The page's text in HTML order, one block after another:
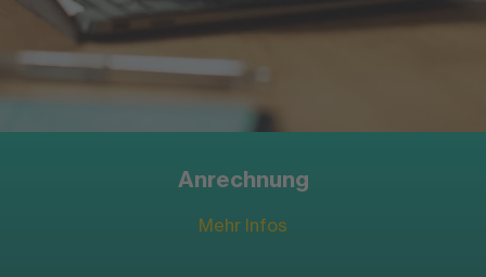
Anrechnung
Mehr Infos